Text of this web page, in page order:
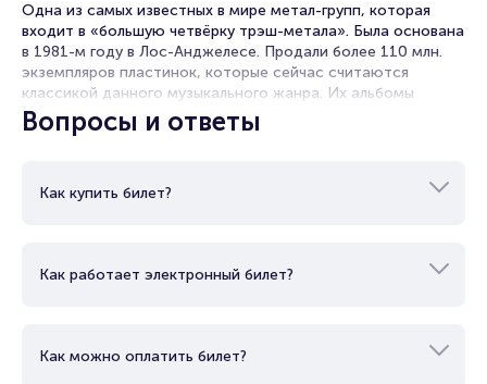
Подробнее о том, как вернуть, сдать или продать билет
читайте в разделах:
Продать билет
Брокерам
Организаторам
Одна из самых известных в мире метал-групп, которая
входит в «большую четвёрку трэш-метала». Была основана
в 1981-м году в Лос-Анджелесе. Продали более 110 млн.
экземпляров пластинок, которые сейчас считаются
классикой данного музыкального жанра. Их альбомы
занимали первые места в топ-чартах Billboard 200 и 100.
Являются одними из самых высокооплачиваемых групп по
Вопросы и ответы
Как купить билет?
Как работает электронный билет?
Как можно оплатить билет?